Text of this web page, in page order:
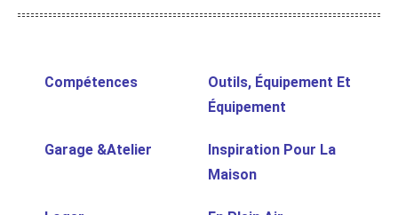
Compétences
Outils, Équipement Et
Équipement
Garage &Atelier
Inspiration Pour La
Maison